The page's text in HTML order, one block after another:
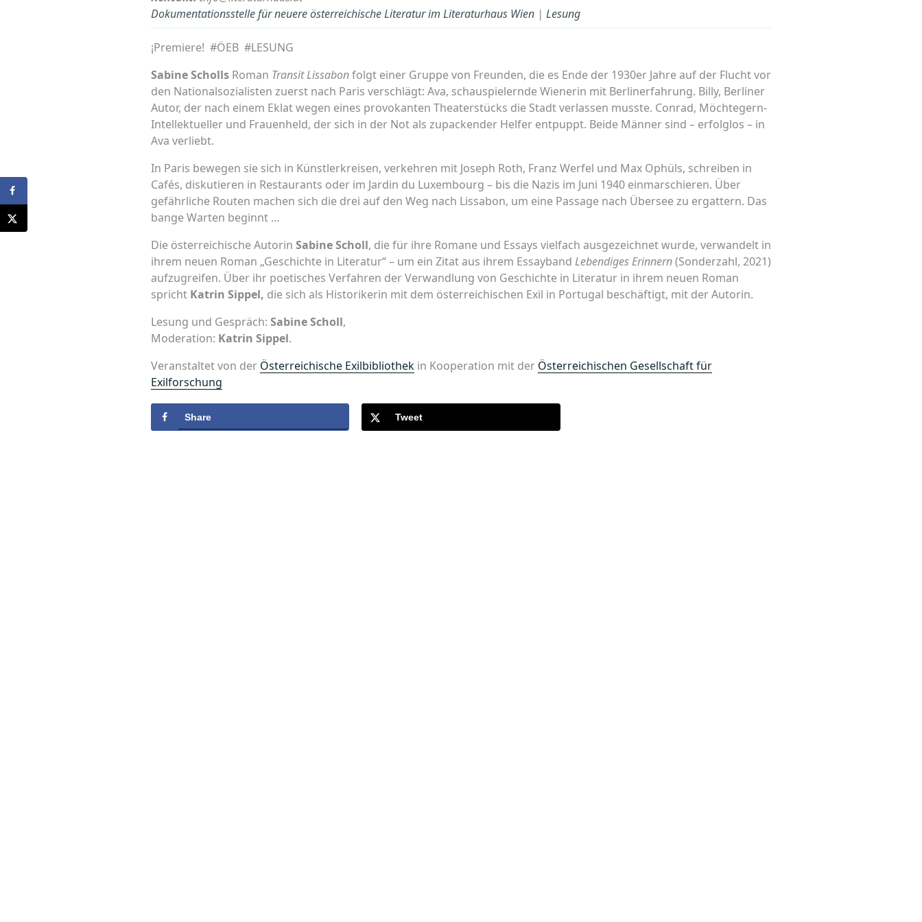
Dokumentationsstelle für neuere österreichische Literatur im Literaturhaus Wien | Lesung
¡Premiere! #ÖEB #LESUNG
Sabine Scholls Roman Transit Lissabonfolgt einer Gruppe von Freunden, die es Ende der 1930er Jahre auf der Flucht vor
den Nationalsozialisten zuerst nach Paris verschlägt: Ava, schauspielernde Wienerin mit Berlinerfahrung. Billy, Berliner
Autor, der nach einem Eklat wegen eines provokanten Theaterstücks die Stadt verlassen musste. Conrad, Möchtegern-
Intellektueller und Frauenheld, der sich in der Not als zupackender Helfer entpuppt. Beide Männer sind – erfolglos – in
Ava verliebt.
In Paris bewegen sie sich in Künstlerkreisen, verkehren mit Joseph Roth, Franz Werfel und Max Ophüls, schreiben in
Cafés, diskutieren in Restaurants oder im Jardin du Luxembourg – bis die Nazis im Juni 1940 einmarschieren. Über
gefährliche Routen machen sich die drei auf den Weg nach Lissabon, um eine Passage nach Übersee zu ergattern. Das
bange Warten beginnt …
Die österreichische Autorin Sabine Scholl, die für ihre Romane und Essays vielfach ausgezeichnet wurde, verwandelt in
ihrem neuen Roman „Geschichte in Literatur“ – um ein Zitat aus ihrem Essayband Lebendiges Erinnern(Sonderzahl, 2021)
aufzugreifen. Über ihr poetisches Verfahren der Verwandlung von Geschichte in Literatur in ihrem neuen Roman
spricht Katrin Sippel, die sich als Historikerin mit dem österreichischen Exil in Portugal beschäftigt, mit der Autorin.
Lesung und Gespräch: Sabine Scholl,
Moderation: Katrin Sippel.
Veranstaltet von der Österreichische Exilbibliothek in Kooperation mit der Österreichischen Gesellschaft für
Exilforschung
Share Tweet